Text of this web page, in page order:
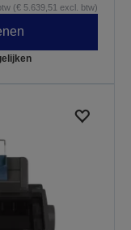
(€ 5.639,51 excl. btw)